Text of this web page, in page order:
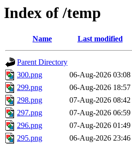
Index of /temp
Name Last modified
Parent Directory
300.png
06-Aug-2026 03:08
299.png
06-Aug-2026 18:57
298.png
07-Aug-2026 08:42
297.png
07-Aug-2026 06:59
296.png
07-Aug-2026 01:49
295.png
06-Aug-2026 23:46